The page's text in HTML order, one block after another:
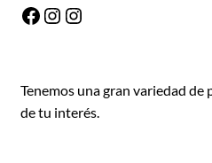
Facebook
Instagram
Instagram
Tenemos una gran variedad
de tu interés.